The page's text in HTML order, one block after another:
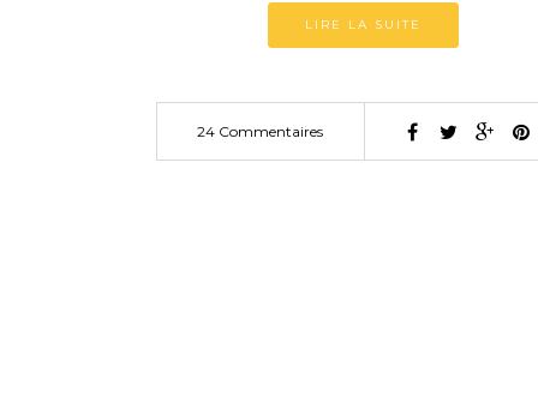
LIRE LA SUITE
24 Commentaires